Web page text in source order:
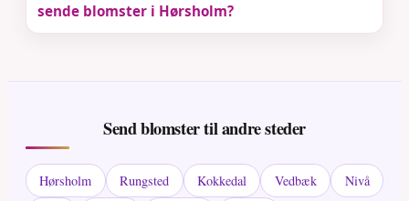
sende blomster i Hørsholm?
Send blomster til andre steder
Hørsholm Rungsted Kokkedal Vedbæk
Nivå